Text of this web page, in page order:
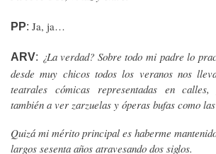
PP: Ja, ja…
ARV: ¿La verdad? Sobre todo mi padre lo
desde muy chicos todos los veranos nos
teatrales cómicas representadas en
también a ver zarzuelas y óperas bufas como
Quizá mi mérito principal es haberme
largos sesenta años atravesando dos siglos.